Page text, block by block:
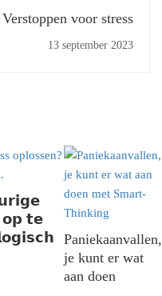
Verstoppen voor stress
13 september 2023
𝗼𝗽 𝘁𝗲
Paniekaanvallen,
je kunt er wat
aan doen